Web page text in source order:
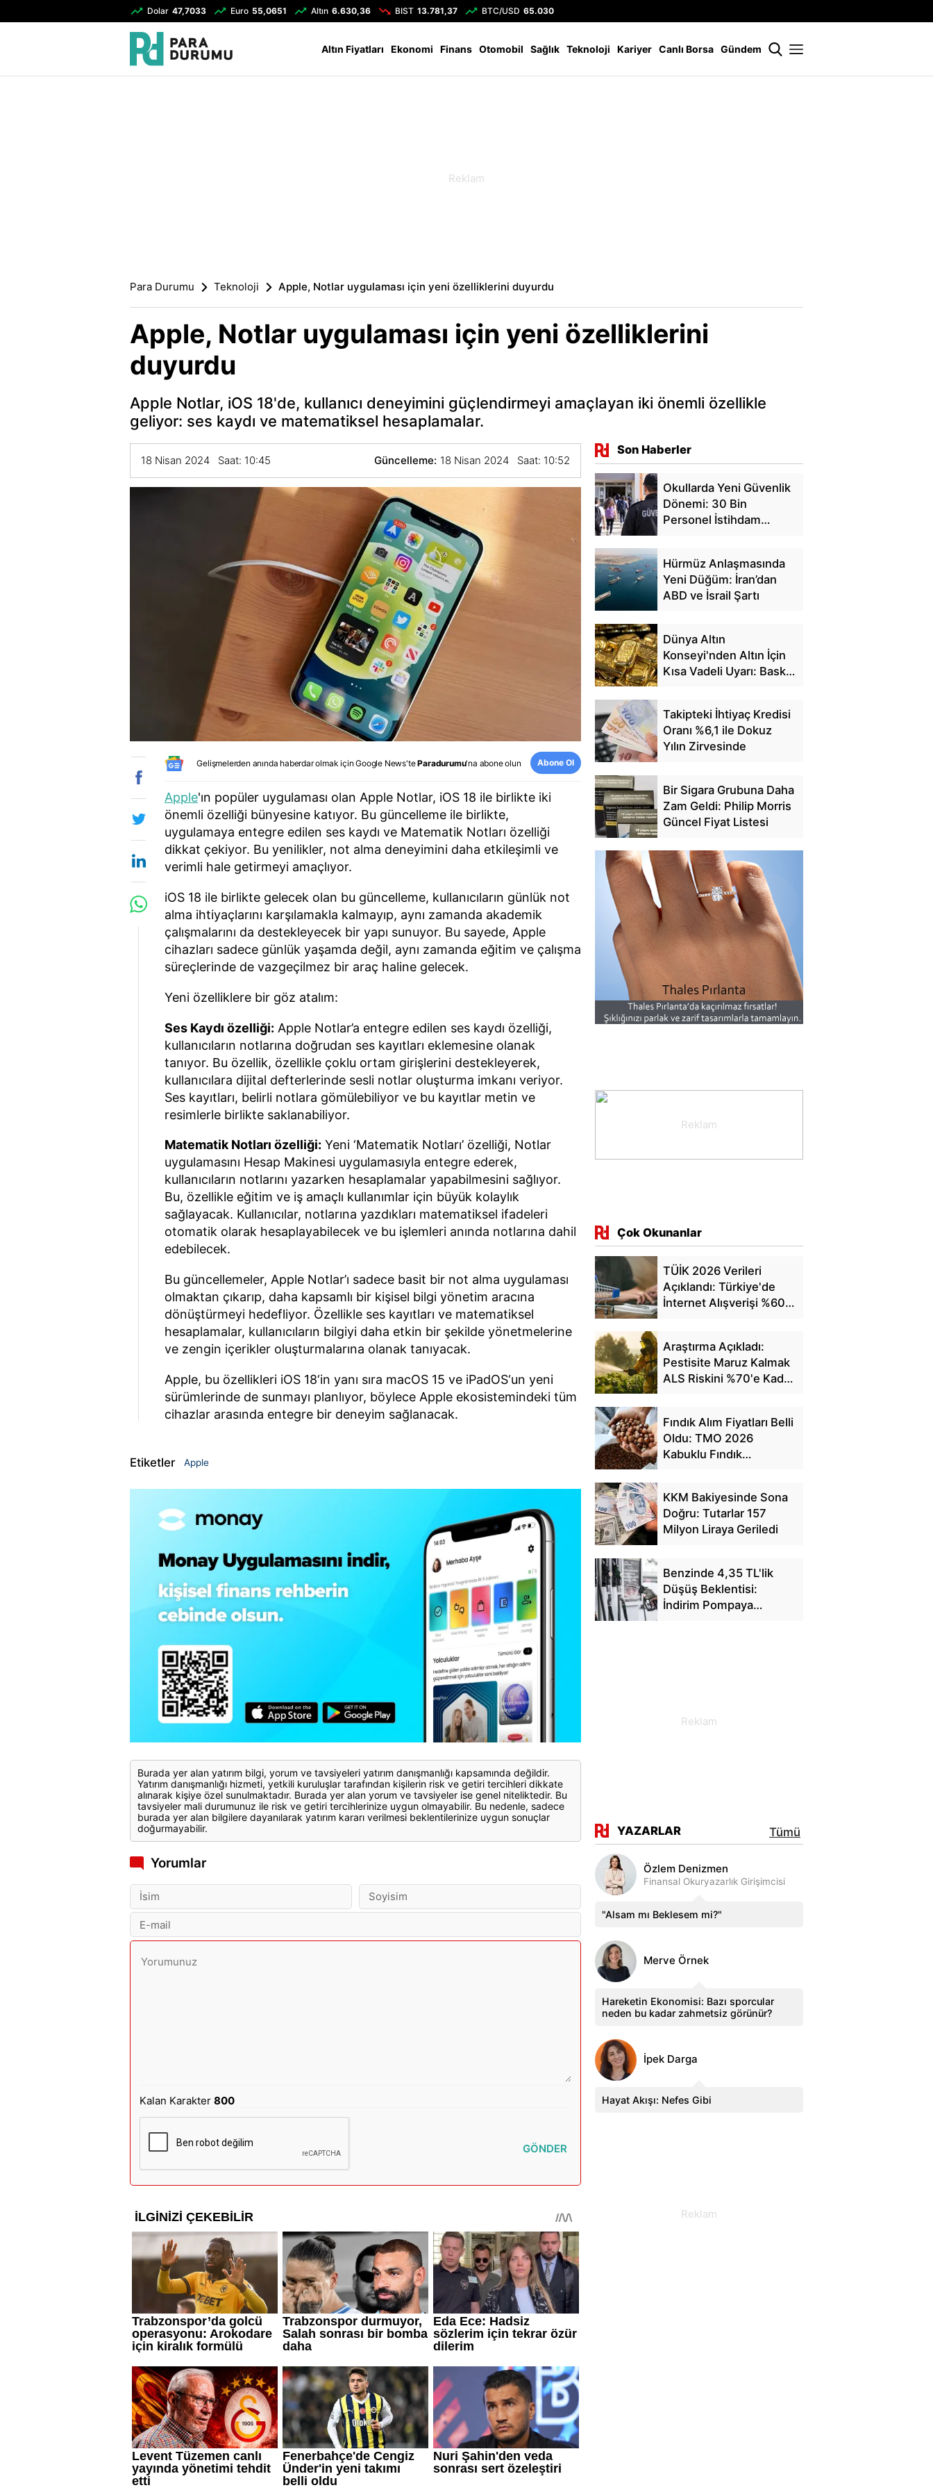
Dolar 47,7033 Euro 55,0651 Altın 6.630,36 BIST 13.781,37 BTC/USD 65.030
Altın Fiyatları Ekonomi Finans Otomobil Sağlık Teknoloji Kariyer Canlı Borsa Gündem
Para Durumu Teknoloji Apple, Notlar uygulaması için yeni özelliklerini duyurdu
Apple, Notlar uygulaması için yeni özelliklerini
duyurdu
Apple Notlar, iOS 18'de, kullanıcı deneyimini güçlendirmeyi amaçlayan iki önemli özellikle
geliyor: ses kaydı ve matematiksel hesaplamalar.
18 Nisan 2024 Saat: 10:45 Güncelleme: 18 Nisan 2024 Saat: 10:52
Gelişmelerden anında haberdar olmak içinGoogle News'teParadurumu'na abone olun Abone Ol
Apple'ın popüler uygulaması olan Apple Notlar, iOS 18 ile birlikte iki
önemli özelliği bünyesine katıyor. Bu güncelleme ile birlikte,
uygulamaya entegre edilen ses kaydı ve Matematik Notları özelliği
dikkat çekiyor. Bu yenilikler, not alma deneyimini daha etkileşimli ve
verimli hale getirmeyi amaçlıyor.
iOS 18 ile birlikte gelecek olan bu güncelleme, kullanıcıların günlük not
alma ihtiyaçlarını karşılamakla kalmayıp, aynı zamanda akademik
çalışmalarını da destekleyecek bir yapı sunuyor. Bu sayede, Apple
cihazları sadece günlük yaşamda değil, aynı zamanda eğitim ve çalışma
süreçlerinde de vazgeçilmez bir araç haline gelecek.
Yeni özelliklere bir göz atalım:
Ses Kaydı özelliği: Apple Notlar’a entegre edilen ses kaydı özelliği,
kullanıcıların notlarına doğrudan ses kayıtları eklemesine olanak
tanıyor. Bu özellik, özellikle çoklu ortam girişlerini destekleyerek,
kullanıcılara dijital defterlerinde sesli notlar oluşturma imkanı veriyor.
Ses kayıtları, belirli notlara gömülebiliyor ve bu kayıtlar metin ve
resimlerle birlikte saklanabiliyor.
Matematik Notları özelliği: Yeni ‘Matematik Notları’ özelliği, Notlar
uygulamasını Hesap Makinesi uygulamasıyla entegre ederek,
kullanıcıların notlarını yazarken hesaplamalar yapabilmesini sağlıyor.
Bu, özellikle eğitim ve iş amaçlı kullanımlar için büyük kolaylık
sağlayacak. Kullanıcılar, notlarına yazdıkları matematiksel ifadeleri
otomatik olarak hesaplayabilecek ve bu işlemleri anında notlarına dahil
edebilecek.
Bu güncellemeler, Apple Notlar’ı sadece basit bir not alma uygulaması
olmaktan çıkarıp, daha kapsamlı bir kişisel bilgi yönetim aracına
dönüştürmeyi hedefliyor. Özellikle ses kayıtları ve matematiksel
hesaplamalar, kullanıcıların bilgiyi daha etkin bir şekilde yönetmelerine
ve zengin içerikler oluşturmalarına olanak tanıyacak.
Apple, bu özellikleri iOS 18‘in yanı sıra macOS 15 ve iPadOS‘un yeni
sürümlerinde de sunmayı planlıyor, böylece Apple ekosistemindeki tüm
cihazlar arasında entegre bir deneyim sağlanacak.
Etiketler Apple
Burada yer alan yatırım bilgi, yorum ve tavsiyeleri yatırım danışmanlığı kapsamında değildir.
Yatırım danışmanlığı hizmeti, yetkili kuruluşlar tarafından kişilerin risk ve getiri tercihleri dikkate
alınarak kişiye özel sunulmaktadır. Burada yer alan yorum ve tavsiyeler ise genel niteliktedir. Bu
tavsiyeler mali durumunuz ile risk ve getiri tercihlerinize uygun olmayabilir. Bu nedenle, sadece
burada yer alan bilgilere dayanılarak yatırım kararı verilmesi beklentilerinize uygun sonuçlar
doğurmayabilir.
Yorumlar
Kalan Karakter800
GÖNDER
Son Haberler
Okullarda Yeni Güvenlik
Dönemi: 30 Bin
Personel İstihdam
Hürmüz Anlaşmasında
Yeni Düğüm: İran’dan
ABD ve İsrail Şartı
Dünya Altın
Konseyi'nden Altın İçin
Kısa Vadeli Uyarı: Baskı
Takipteki İhtiyaç Kredisi
Oranı %6,1 ile Dokuz
Yılın Zirvesinde
Bir Sigara Grubuna Daha
Zam Geldi: Philip Morris
Güncel Fiyat Listesi
Çok Okunanlar
TÜİK 2026 Verileri
Açıklandı: Türkiye'de
İnternet Alışverişi %60'a
Araştırma Açıkladı:
Pestisite Maruz Kalmak
ALS Riskini %70'e Kadar
Fındık Alım Fiyatları Belli
Oldu: TMO 2026
Kabuklu Fındık
KKM Bakiyesinde Sona
Doğru: Tutarlar 157
Milyon Liraya Geriledi
Benzinde 4,35 TL'lik
Düşüş Beklentisi:
İndirim Pompaya
YAZARLAR Tümü
Özlem Denizmen
Finansal Okuryazarlık Girişimcisi
"Alsam mı Beklesem mi?"
Merve Örnek
Hareketin Ekonomisi: Bazı sporcular
neden bu kadar zahmetsiz görünür?
İpek Darga
Hayat Akışı: Nefes Gibi